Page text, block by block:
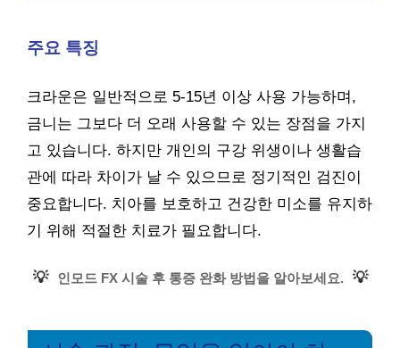
주요 특징
크라운은 일반적으로 5-15년 이상 사용 가능하며,
금니는 그보다 더 오래 사용할 수 있는 장점을 가지
고 있습니다. 하지만 개인의 구강 위생이나 생활습
관에 따라 차이가 날 수 있으므로 정기적인 검진이
중요합니다. 치아를 보호하고 건강한 미소를 유지하
기 위해 적절한 치료가 필요합니다.
💡 인모드 FX 시술 후 통증 완화 방법을 알아보세요. 💡